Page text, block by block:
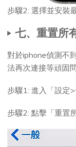
步驟2: 選擇並安裝
七、重置所
對於iphone偵測不
法再次連接等頑固
步驟1: 進入「設定
步驟2: 點擊「重置